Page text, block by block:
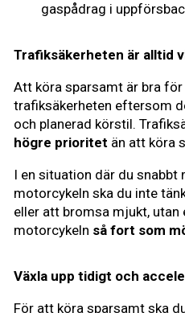
gaspådrag i
Trafiksäkerheten är alltid
Att köra sparsamt är bra
trafiksäkerheten eftersom
och planerad körstil.
högre prioritet än att köra
I en situation där du snabbt
motorcykeln ska du inte
eller att bromsa mjukt,
motorcykeln så fort som
Växla upp tidigt och
För att köra sparsamt ska